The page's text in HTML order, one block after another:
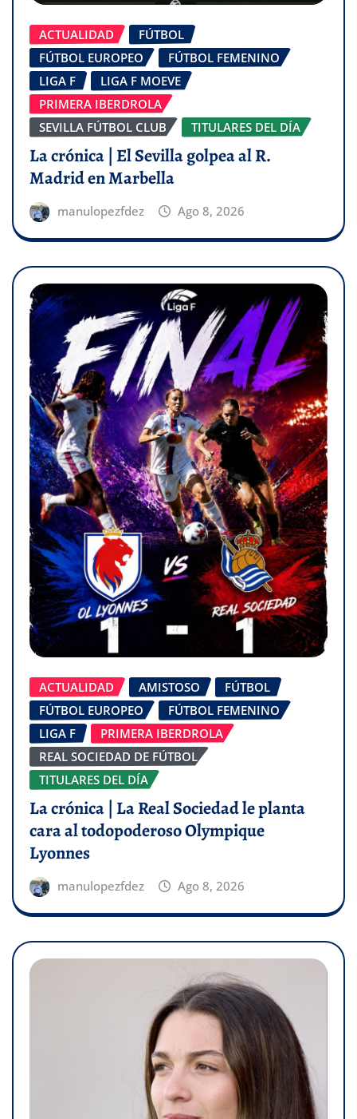
ACTUALIDAD
FÚTBOL
FÚTBOL EUROPEO
FÚTBOL FEMENINO
LIGA F
LIGA F MOEVE
PRIMERA IBERDROLA
SEVILLA FÚTBOL CLUB
TITULARES DEL DÍA
La crónica | El Sevilla golpea al R.
Madrid en Marbella
manulopezfdez Ago 8, 2026
ACTUALIDAD AMISTOSO
FÚTBOL
FÚTBOL EUROPEO
FÚTBOL FEMENINO
LIGA F
PRIMERA IBERDROLA
REAL SOCIEDAD DE FÚTBOL
TITULARES DEL DÍA
La crónica | La Real Sociedad le planta
cara al todopoderoso Olympique
Lyonnes
manulopezfdez Ago 8, 2026